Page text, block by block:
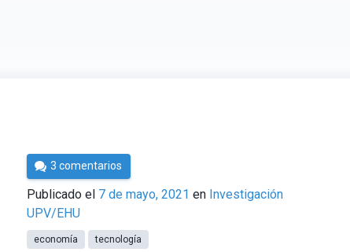
Por
César
Tomé
3 comentarios
Publicado el 7 de mayo, 2021 en Investigación
UPV/EHU
economía tecnología